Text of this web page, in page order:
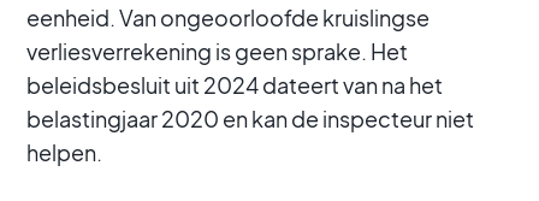
eenheid. Van ongeoorloofde kruislingse
verliesverrekening is geen sprake. Het
beleidsbesluit uit 2024 dateert van na het
belastingjaar 2020 en kan de inspecteur niet
helpen.